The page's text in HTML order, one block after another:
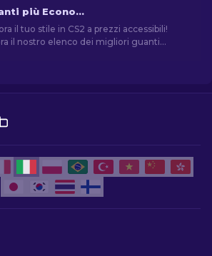
I Guanti più Economici in CS2: La Collezione Definitiva [2026]
il tuo stile in CS2 a prezzi accessibili!
il nostro elenco dei migliori guanti